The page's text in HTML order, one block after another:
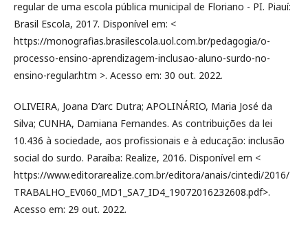
regular de uma escola pública municipal de Floriano - PI. Piauí:
Brasil Escola, 2017. Disponível em: <
https://monografias.brasilescola.uol.com.br/pedagogia/o-
processo-ensino-aprendizagem-inclusao-aluno-surdo-no-
ensino-regular.htm >. Acesso em: 30 out. 2022.
OLIVEIRA, Joana D’arc Dutra; APOLINÁRIO, Maria José da
Silva; CUNHA, Damiana Fernandes. As contribuições da lei
10.436 à sociedade, aos profissionais e à educação: inclusão
social do surdo. Paraíba: Realize, 2016. Disponível em <
https://www.editorarealize.com.br/editora/anais/cintedi/2016/
TRABALHO_EV060_MD1_SA7_ID4_19072016232608.pdf>.
Acesso em: 29 out. 2022.